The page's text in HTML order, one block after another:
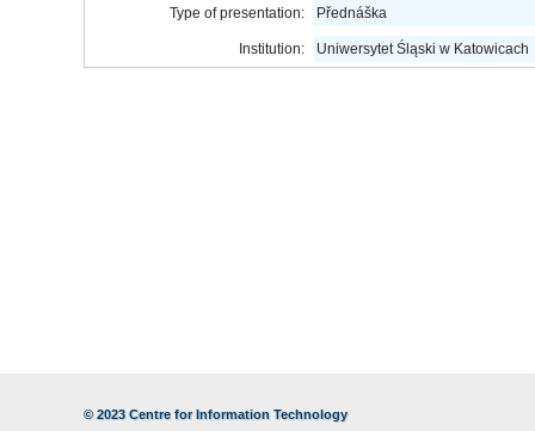
Type of presentation: Přednáška
Institution: Uniwersytet Śląski w Katowicach
© 2023 Centre for Information Technology